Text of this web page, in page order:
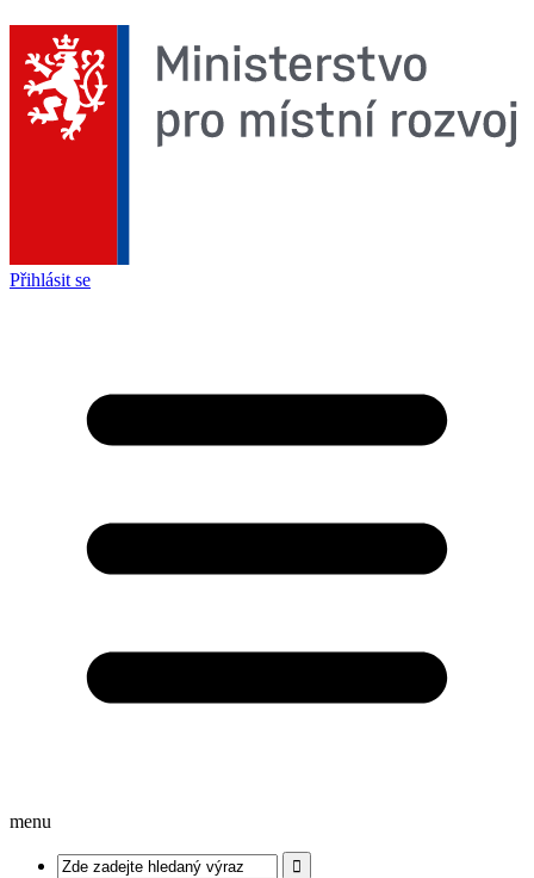
Přihlásit se
menu